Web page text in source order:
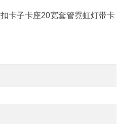
卡子卡座20宽套管霓虹灯带卡